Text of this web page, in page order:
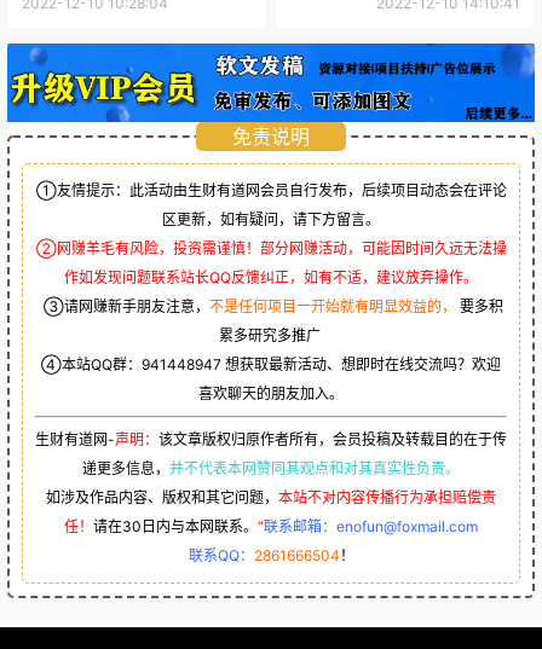
免责说明
①友情提示：此活动由生财有道网会员自行发布，后续项目动态会在评论
区更新，如有疑问，请下方留言。
②网赚羊毛有风险，投资需谨慎！部分网赚活动，可能因时间久远无法操
作如发现问题联系站长QQ反馈纠正，如有不适，建议放弃操作。
③请网赚新手朋友注意， 不是任何项目一开始就有明显效益的，
要多积
累多研究多推广
④本站QQ群： 941448947 想获取最新活动、想即时在线交流吗？欢迎
喜欢聊天的朋友加入。
生财有道网-声明： 该文章版权归原作者所有，会员投稿及转载目的在于传
递更多信息， 并不代表本网赞同其观点和对其真实性负责。
如涉及作品内容、版权和其它问题， 本站不对内容传播行为承担赔偿责
任！ 请在30日内与本网联系。 “联系邮箱：enofun@foxmail.com
联系QQ： 2861666504 ！